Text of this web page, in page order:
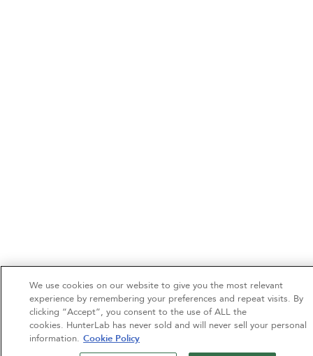
We use cookies on our website to give you the most relevant
experience by remembering your preferences and repeat visits. By
clicking “Accept”, you consent to the use of ALL the
cookies. HunterLab has never sold and will never sell your personal
information. Cookie Policy